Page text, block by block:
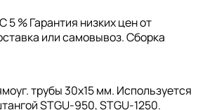
% Гарантия низких цен от
или самовывоз. Сборка
трубы 30x15 мм. Используется
STGU-950, STGU-1250.